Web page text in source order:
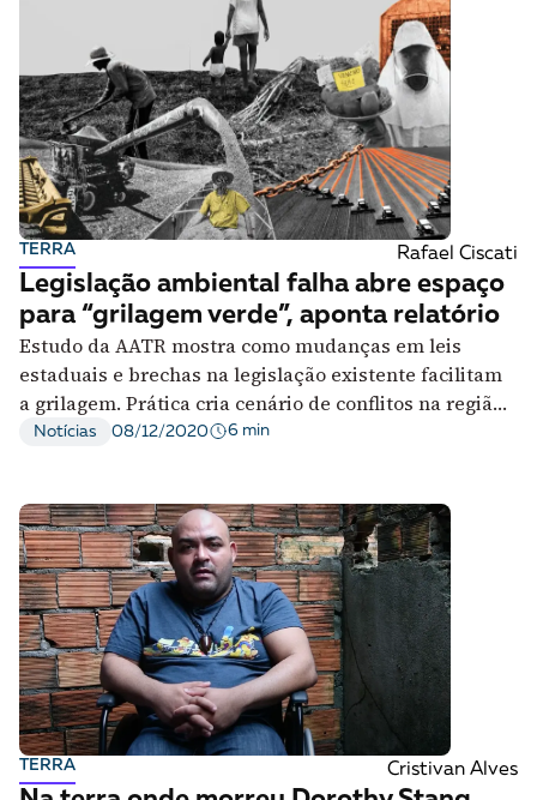
TERRA Rafael Ciscati
Legislação ambiental falha abre espaço
para “grilagem verde”, aponta relatório
Estudo da AATR mostra como mudanças em leis
estaduais e brechas na legislação existente facilitam
a grilagem. Prática cria cenário de conflitos na região
conhecida como Matopiba
Notícias 08/12/2020 6 min
TERRA Cristivan Alves